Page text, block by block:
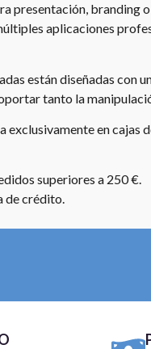
presentación, branding
aplicaciones
están diseñadas con
tanto la
en cajas
superiores a 250 €.
de crédito.